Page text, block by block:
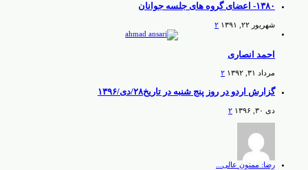
۱۳۸۰- اعضای گروه های جلسه جوانان
شهریور ۲۲, ۱۳۹۱ ۲
احمد انصاری
مرداد ۳۱, ۱۳۹۲ ۲
گزارش اردو در روز پنج شنبه در تاریخ۲۸/دی/۱۳۹۶
دی ۳۰, ۱۳۹۶ ۲
رضا: ممنون عالی...